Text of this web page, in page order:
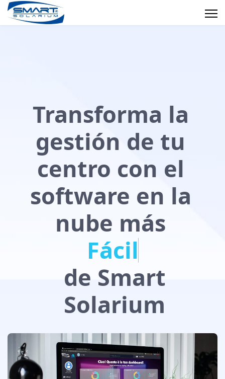
Transforma la
gestión de tu
centro con el
software en la
nube más
Fácil
de Smart
Solarium